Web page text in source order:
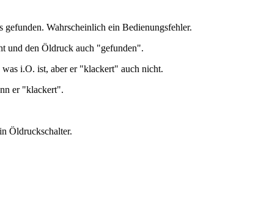
Wahrscheinlich ein Bedienungsfehler.
und den Öldruck auch "gefunden".
i.O. ist, aber er "klackert" auch nicht.
er "klackert".
Öldruckschalter.